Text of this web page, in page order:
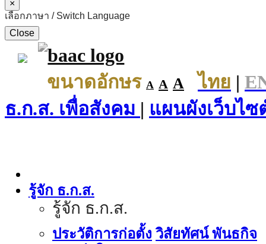
×
เลือกภาษา / Switch Language
Close
ขนาดอักษร A A A ไทย |
ธ.ก.ส. เพื่อสังคม | แผนผังเว็บไซ
รู้จัก ธ.ก.ส.
รู้จัก ธ.ก.ส.
ประวัติการก่อตั้ง วิสัยทัศน์ พันธกิจ